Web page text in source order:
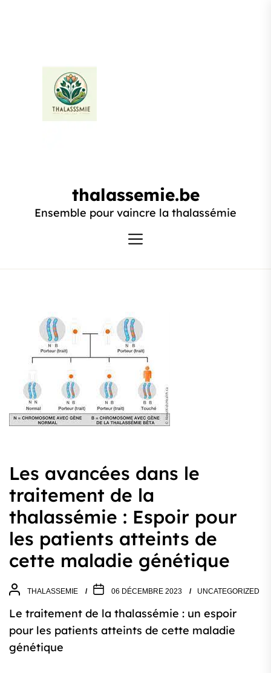
thalassemie.be
thalassemie.be
Ensemble pour vaincre la thalassémie
Les avancées dans le
traitement de la
thalassémie : Espoir pour
les patients atteints de
cette maladie génétique
THALASSEMIE 06 DÉCEMBRE 2023 UNCATEGORIZED
Le traitement de la thalassémie : un espoir
pour les patients atteints de cette maladie
génétique